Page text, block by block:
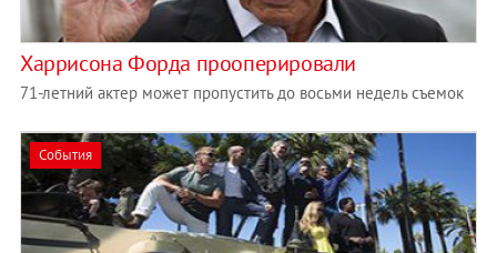
Харрисона Форда прооперировали
71-летний актер может пропустить до восьми недель съемок
События